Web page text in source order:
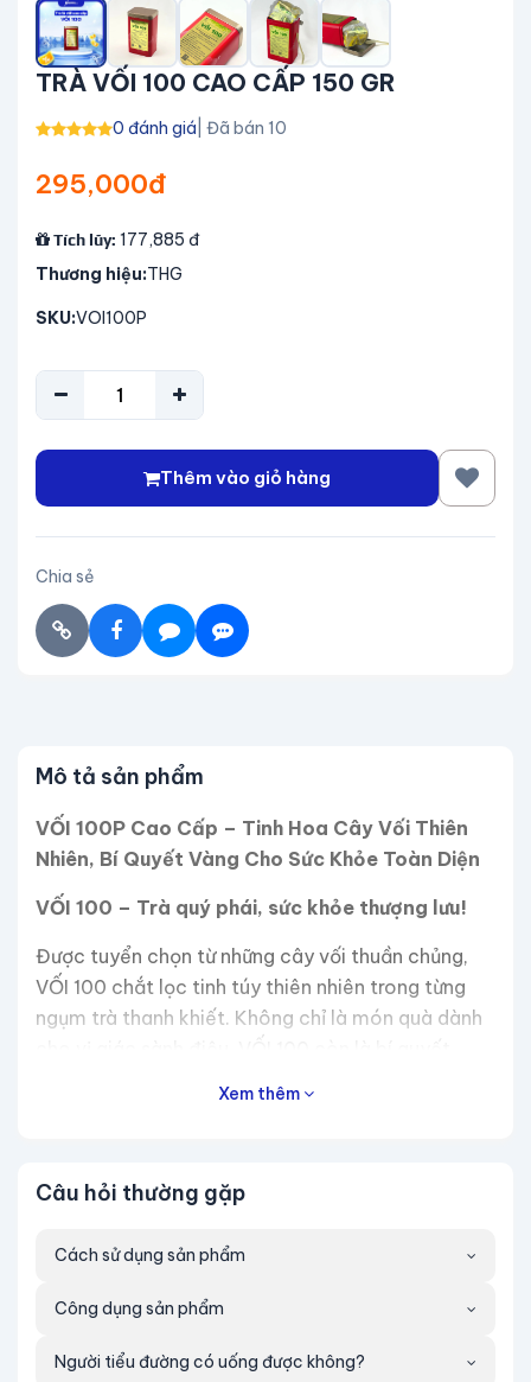
TRÀ VỐI 100 CAO CẤP 150 GR
0 đánh giá | Đã bán 10
295,000đ
Tích lũy: 177,885 đ
Thương hiệu:THG
SKU:VOI100P
Thêm vào giỏ hàng
Chia sẻ
Mô tả sản phẩm
VỐI 100P Cao Cấp – Tinh Hoa Cây Vối Thiên
Nhiên, Bí Quyết Vàng Cho Sức Khỏe Toàn Diện
VỐI 100 – Trà quý phái, sức khỏe thượng lưu!
Được tuyển chọn từ những cây vối thuần chủng,
VỐI 100 chắt lọc tinh túy thiên nhiên trong từng
ngụm trà thanh khiết. Không chỉ là món quà dành
cấp!
Hãy tưởng tượng mỗi sáng, bạn khẽ nhấp một
mang theo hơi thở tinh khiết từ núi rừng. Được làm
Xem thêm
Câu hỏi thường gặp
Cách sử dụng sản phẩm
Công dụng sản phẩm
Người tiểu đường có uống được không?